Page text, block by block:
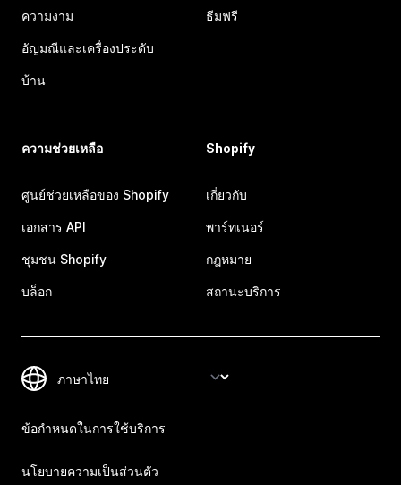
ความงาม
อัญมณีและเครื่องประดับ
บ้าน
ธีมฟรี
ความช่วยเหลือ
ศูนย์ช่วยเหลือของ Shopify
เอกสาร API
ชุมชน Shopify
บล็อก
Shopify
เกี่ยวกับ
พาร์ทเนอร์
กฎหมาย
สถานะบริการ
ข้อกำหนดในการใช้บริการ
นโยบายความเป็นส่วนตัว